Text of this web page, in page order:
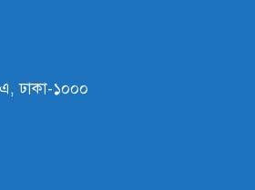
ঢাকা-১০০০